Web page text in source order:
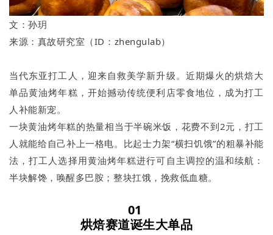
文：孙玥
来源：真故研究室（ID：zhengulab）
当代东亚打工人，迎来自救美学新升级。近期爆火的烘焙大
单品黄油烤年糕，开始撼动传统便利店零食地位，成为打工
人补能新宠。
一块黄油烤年糕的热量相当于半碗米饭，花费不到2元，打工
人就能给自己补上一格电。比起士力架“横扫饥饿”的粗暴补能
法，打工人选择用黄油烤年糕进行可自主调控的温和续航：
半块解馋，唤醒多巴胺；整块扛饿，挽救低血糖。
01
烘焙赛道诞生大单品